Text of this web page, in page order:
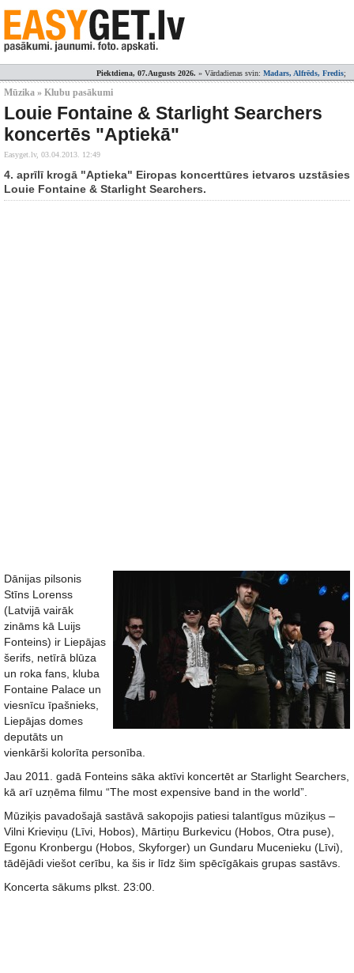
Piektdiena, 07.Augusts 2026. » Vārdadienas svin: Madars, Alfrēds, Fredis;
Mūzika » Klubu pasākumi
Louie Fontaine & Starlight Searchers
koncertēs "Aptiekā"
Easyget.lv, 03.04.2013. 12:49
4. aprīlī krogā "Aptieka" Eiropas koncerttūres ietvaros uzstāsies
Louie Fontaine & Starlight Searchers.
Dānijas pilsonis
Stīns Lorenss
(Latvijā vairāk
zināms kā Luijs
Fonteins) ir Liepājas
šerifs, netīrā blūza
un roka fans, kluba
Fontaine Palace un
viesnīcu īpašnieks,
Liepājas domes
deputāts un
vienkārši kolorīta personība.
Jau 2011. gadā Fonteins sāka aktīvi koncertēt ar Starlight Searchers,
kā arī uzņēma filmu “The most expensive band in the world”.
Mūziķis pavadošajā sastāvā sakopojis patiesi talantīgus mūziķus –
Vilni Krieviņu (Līvi, Hobos), Mārtiņu Burkevicu (Hobos, Otra puse),
Egonu Kronbergu (Hobos, Skyforger) un Gundaru Mucenieku (Līvi),
tādējādi viešot cerību, ka šis ir līdz šim spēcīgākais grupas sastāvs.
Koncerta sākums plkst. 23:00.